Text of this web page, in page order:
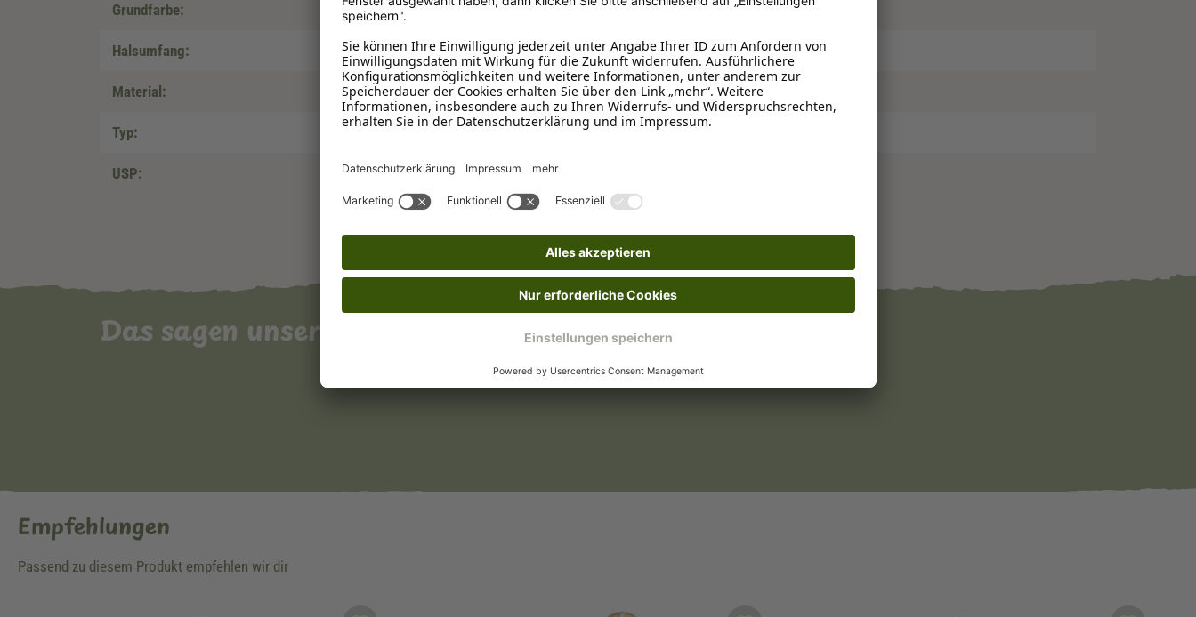
Grundfarbe: Blau
Halsumfang: 40 - 45 cm
Material: Baumwolle
Typ: Halstücher
USP:
Das sagen unsere Kunden
Empfehlungen
Passend zu diesem Produkt empfehlen wir dir